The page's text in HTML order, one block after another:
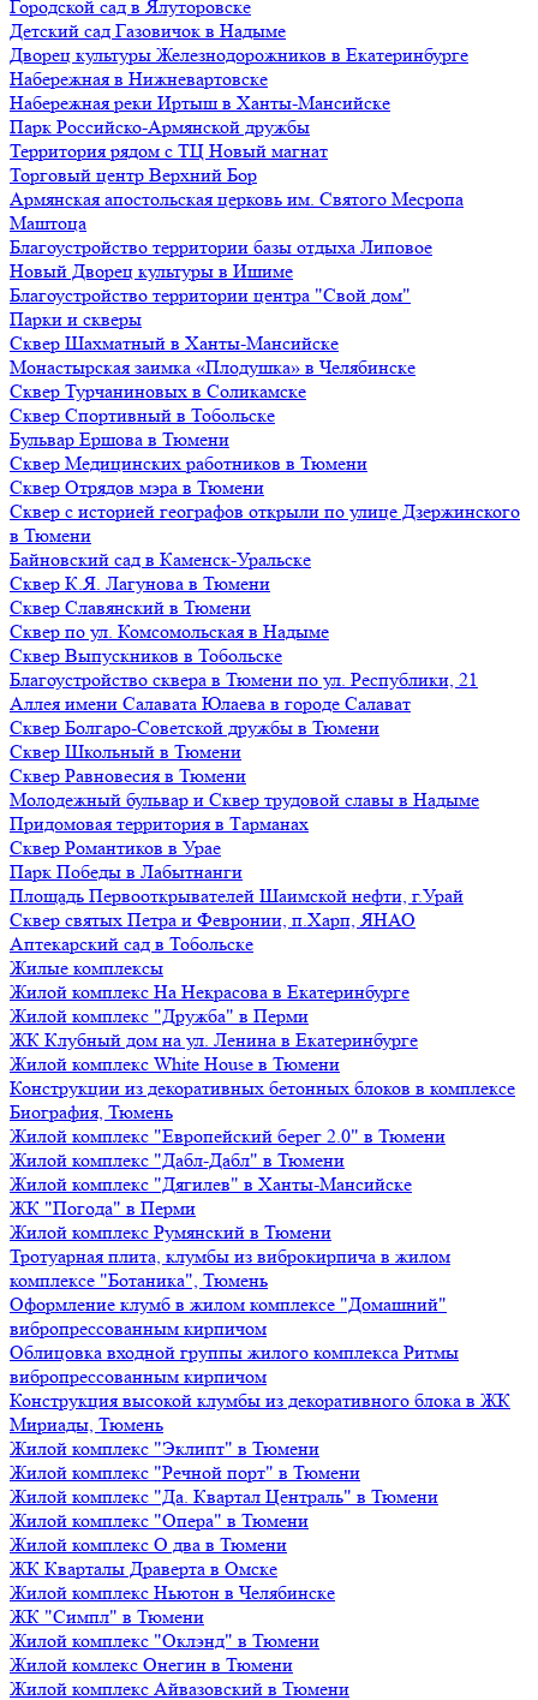
Городской сад в Ялуторовске
Детский сад Газовичок в Надыме
Дворец культуры Железнодорожников в Екатеринбурге
Набережная в Нижневартовске
Набережная реки Иртыш в Ханты-Мансийске
Парк Российско-Армянской дружбы
Территория рядом с ТЦ Новый магнат
Торговый центр Верхний Бор
Армянская апостольская церковь им. Святого Месропа
Маштоца
Благоустройство территории базы отдыха Липовое
Нoвый Двoрeц культуры в Ишимe
Благоустройство территории центра "Свой дом"
Парки и скверы
Сквер Шахматный в Ханты-Мансийске
Монастырская заимка «Плодушка» в Челябинске
Сквер Турчаниновых в Соликамске
Сквер Спортивный в Тобольске
Бульвар Ершова в Тюмени
Сквер Медицинских работников в Тюмени
Сквер Отрядов мэра в Тюмени
Сквер с историей географов открыли по улице Дзержинского
в Тюмени
Байновский сад в Каменск-Уральске
Сквер К.Я. Лагунова в Тюмени
Сквер Славянский в Тюмени
Сквер по ул. Комсомольская в Надыме
Сквер Выпускников в Тобольске
Благоустройство сквера в Тюмени по ул. Республики, 21
Аллея имени Салавата Юлаева в городе Салават
Сквер Болгаро-Советской дружбы в Тюмени
Сквер Школьный в Тюмени
Сквер Равновесия в Тюмени
Молодежный бульвар и Сквер трудовой славы в Надыме
Придомовая территория в Тарманах
Сквер Романтиков в Урае
Парк Победы в Лабытнанги
Площадь Первооткрывателей Шаимской нефти, г.Урай
Сквер святых Петра и Февронии, п.Харп, ЯНАО
Аптекарский сад в Тобольске
Жилые комплексы
Жилой комплекс На Некрасова в Екатеринбурге
Жилой комплекс "Дружба" в Перми
ЖК Клубный дом на ул. Ленина в Екатеринбурге
Жилой комплекс White House в Тюмени
Конструкции из декоративных бетонных блоков в комплексе
Биография, Тюмень
Жилой комплекс "Европейский берег 2.0" в Тюмени
Жилой комплекс "Дабл-Дабл" в Тюмени
Жилой комплекс "Дягилев" в Ханты-Мансийске
ЖК "Погода" в Перми
Жилой комплекс Румянский в Тюмени
Тротуарная плита, клумбы из виброкирпича в жилом
комплексе "Ботаника", Тюмень
Оформление клумб в жилом комплексе "Домашний"
вибропрессованным кирпичом
Облицовка входной группы жилого комплекса Ритмы
вибропрессованным кирпичом
Конструкция высокой клумбы из декоративного блока в ЖК
Мириады, Тюмень
Жилой комплекс "Эклипт" в Тюмени
Жилой комплекс "Речной порт" в Тюмени
Жилой комплекс "Да. Квартал Централь" в Тюмени
Жилой комплекс "Опера" в Тюмени
Жилой комплекс О два в Тюмени
ЖК Кварталы Драверта в Омске
Жилой комплекс Ньютон в Челябинске
ЖК "Симпл" в Тюмени
Жилой комплекс "Оклэнд" в Тюмени
Жилой комлекс Онегин в Тюмени
Жилой комплекс Айвазовский в Тюмени